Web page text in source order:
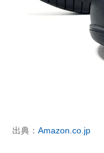
出典： Amazon.co.jp